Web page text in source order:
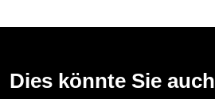
Dies könnte Sie